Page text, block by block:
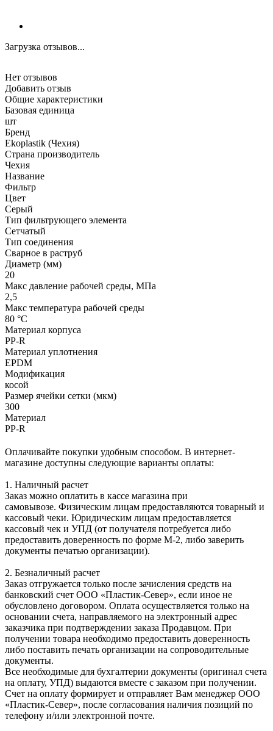
Загрузка отзывов...
Нет отзывов
Добавить отзыв
Общие характеристики
Базовая единица
шт
Бренд
Ekoplastik (Чехия)
Страна производитель
Чехия
Название
Фильтр
Цвет
Серый
Тип фильтрующего элемента
Сетчатый
Тип соединения
Сварное в раструб
Диаметр (мм)
20
Макс давление рабочей среды, МПа
2,5
Макс температура рабочей среды
80 °С
Материал корпуса
PP-R
Материал уплотнения
EPDM
Модификация
косой
Размер ячейки сетки (мкм)
300
Материал
PP-R
Оплачивайте покупки удобным способом. В интернет-
магазине доступны следующие варианты оплаты:
1. Наличный расчет
Заказ можно оплатить в кассе магазина при
самовывозе. Физическим лицам предоставляются товарный и
кассовый чеки. Юридическим лицам предоставляется
кассовый чек и УПД (от получателя потребуется либо
предоставить доверенность по форме М-2, либо заверить
документы печатью организации).
2. Безналичный расчет
Заказ отгружается только после зачисления средств на
банковский счет ООО «Пластик-Север», если иное не
обусловлено договором. Оплата осуществляется только на
основании счета, направляемого на электронный адрес
заказчика при подтверждении заказа Продавцом. При
получении товара необходимо предоставить доверенность
либо поставить печать организации на сопроводительные
документы.
Все необходимые для бухгалтерии документы (оригинал счета
на оплату, УПД) выдаются вместе с заказом при получении.
Счет на оплату формирует и отправляет Вам менеджер ООО
«Пластик-Север», после согласования наличия позиций по
телефону и/или электронной почте.